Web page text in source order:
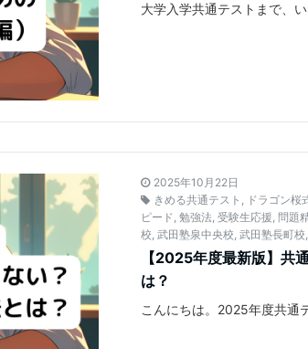
大学入学共通テストまで、
2025年10月22日
きめる共通テスト , ドラゴン桜
ピード,勉強法,受験生応援, 問題
校,武田塾泉中央校,武田塾長町校
【2025年度最新版】共
は？
こんにちは。2025年度共通